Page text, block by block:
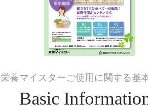
栄養マイスターご使用に関する基
Basic